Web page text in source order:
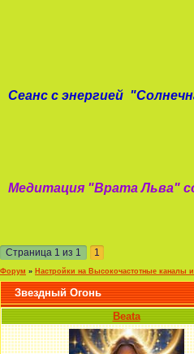
Сеанс с энергией "
Медитация "Врата Льва"
Страница 1 из 1 1
Форум » Настройки на Высокочастотные каналы
Звездный Огонь
Beata